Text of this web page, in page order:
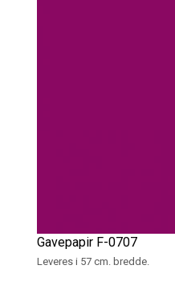
Gavepapir F-0707
Leveres i 57 cm. bredde.